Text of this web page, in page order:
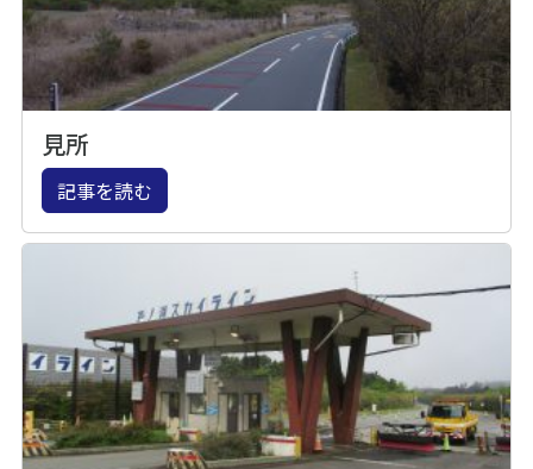
見所
記事を読む